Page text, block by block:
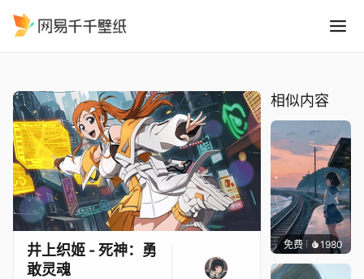
井上织姬 - 死神：勇
敢灵魂
相似内容
免费 1980辰东